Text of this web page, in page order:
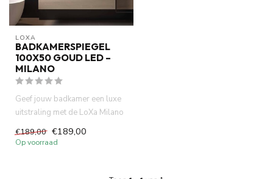
LOXA
BADKAMERSPIEGEL
100X50 GOUD LED –
MILANO
Geef jouw badkamer een luxe
uitstraling met de LoXa Milano
Badkamerspiegel 100x5...
€189,00 €189,00
Op voorraad